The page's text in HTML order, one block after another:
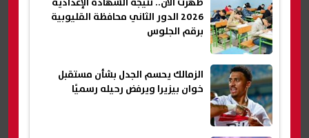
2026 الدور الثاني محافظة القليوبية
برقم الجلوس
الزمالك يحسم الجدل بشأن مستقبل
خوان بيزيرا ويرفض رحيله رسميًا